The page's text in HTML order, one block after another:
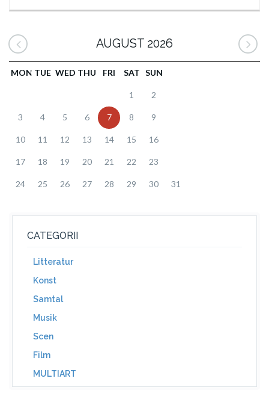
AUGUST 2026
MON TUE WED THU FRI SAT SUN
1 2
3 4 5 6 7 8 9
10 11 12 13 14 15 16
17 18 19 20 21 22 23
24 25 26 27 28 29 30 31
CATEGORII
Litteratur
Konst
Samtal
Musik
Scen
Film
MULTIART